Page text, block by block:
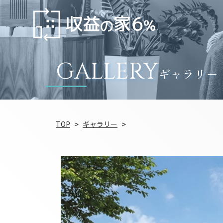
GALLERYギャラリー
TOP ギャラリー